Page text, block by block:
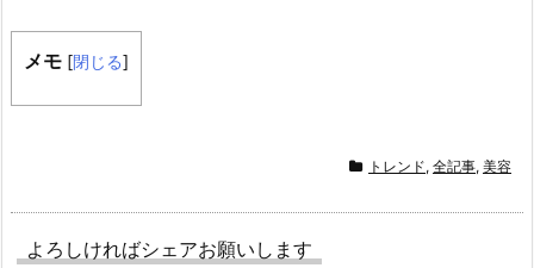
メモ [閉じる]
トレンド, 全記事, 美容
よろしければシェアお願いします